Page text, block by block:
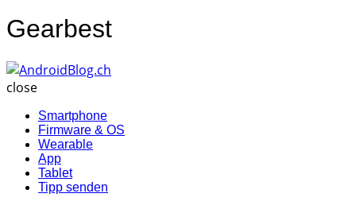
Gearbest
close
Smartphone
Firmware & OS
Wearable
App
Tablet
Tipp senden